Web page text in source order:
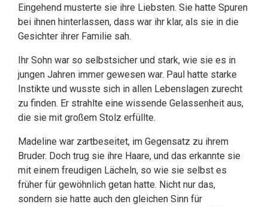
Eingehend musterte sie ihre Liebsten. Sie hatte Spuren
bei ihnen hinterlassen, dass war ihr klar, als sie in die
Gesichter ihrer Familie sah.
Ihr Sohn war so selbstsicher und stark, wie sie es in
jungen Jahren immer gewesen war. Paul hatte starke
Instikte und wusste sich in allen Lebenslagen zurecht
zu finden. Er strahlte eine wissende Gelassenheit aus,
die sie mit großem Stolz erfüllte.
Madeline war zartbeseitet, im Gegensatz zu ihrem
Bruder. Doch trug sie ihre Haare, und das erkannte sie
mit einem freudigen Lächeln, so wie sie selbst es
früher für gewöhnlich getan hatte. Nicht nur das,
sondern sie hatte auch den gleichen Sinn für